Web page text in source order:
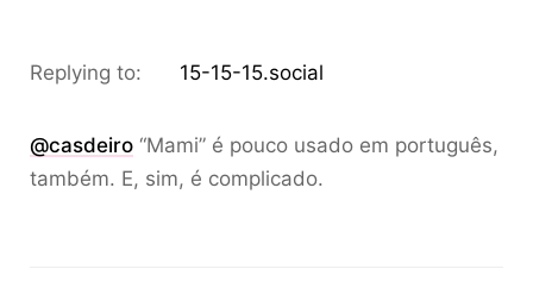
Replying to: 15-15-15.social
@casdeiro “Mami” é pouco usado em português,
também. E, sim, é complicado.